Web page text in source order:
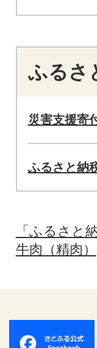
ふるさ
災害支援寄
ふるさと納
「ふるさと
牛肉（精肉）